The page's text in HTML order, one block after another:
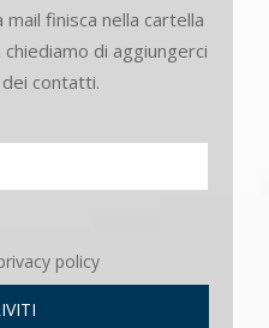
finisca nella cartella
chiediamo di aggiungerci
contatti.
policy